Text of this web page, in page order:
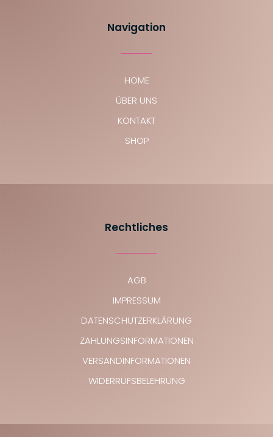
Navigation
HOME
ÜBER UNS
KONTAKT
SHOP
Rechtliches
AGB
IMPRESSUM
DATENSCHUTZERKLÄRUNG
ZAHLUNGSINFORMATIONEN
VERSANDINFORMATIONEN
WIDERRUFSBELEHRUNG